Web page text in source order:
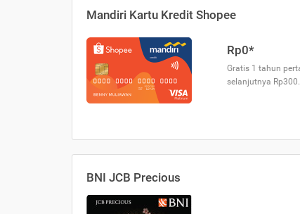
Mandiri Kartu Kredit Shopee
Rp0*
Gratis 1 tahun
selanjutnya
BNI JCB Precious